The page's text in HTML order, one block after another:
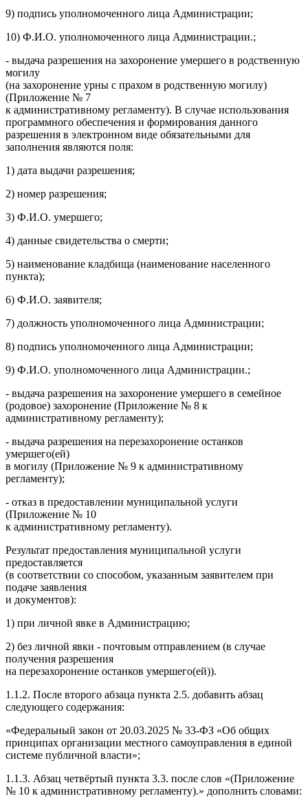
9) подпись уполномоченного лица Администрации;
10) Ф.И.О. уполномоченного лица Администрации.;
- выдача разрешения на захоронение умершего в родственную
могилу
(на захоронение урны с прахом в родственную могилу)
(Приложение № 7
к административному регламенту). В случае использования
программного обеспечения и формирования данного
разрешения в электронном виде обязательными для
заполнения являются поля:
1) дата выдачи разрешения;
2) номер разрешения;
3) Ф.И.О. умершего;
4) данные свидетельства о смерти;
5) наименование кладбища (наименование населенного
пункта);
6) Ф.И.О. заявителя;
7) должность уполномоченного лица Администрации;
8) подпись уполномоченного лица Администрации;
9) Ф.И.О. уполномоченного лица Администрации.;
- выдача разрешения на захоронение умершего в семейное
(родовое) захоронение (Приложение № 8 к
административному регламенту);
- выдача разрешения на перезахоронение останков
умершего(ей)
в могилу (Приложение № 9 к административному
регламенту);
- отказ в предоставлении муниципальной услуги
(Приложение № 10
к административному регламенту).
Результат предоставления муниципальной услуги
предоставляется
(в соответствии со способом, указанным заявителем при
подаче заявления
и документов):
1) при личной явке в Администрацию;
2) без личной явки - почтовым отправлением (в случае
получения разрешения
на перезахоронение останков умершего(ей)).
1.1.2. После второго абзаца пункта 2.5. добавить абзац
следующего содержания:
«Федеральный закон от 20.03.2025 № 33-ФЗ «Об общих
принципах организации местного самоуправления в единой
системе публичной власти»;
1.1.3. Абзац четвёртый пункта 3.3. после слов «(Приложение
№ 10 к административному регламенту).» дополнить словами: